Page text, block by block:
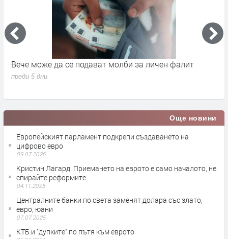
Вече може да се подават молби за личен фалит
преди 5 дни
Още новини
Европейският парламент подкрепи създаването на
цифрово евро
09.07.2026
Кристин Лагард: Приемането на еврото е само началото, не
спирайте реформите
04.11.2025
Централните банки по света заменят долара със злато,
евро, юани
07.07.2025
КТБ и "дупките" по пътя към еврото